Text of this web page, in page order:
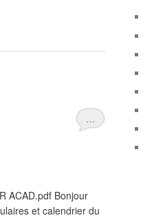
…
ACAD.pdf Bonjour
et calendrier du